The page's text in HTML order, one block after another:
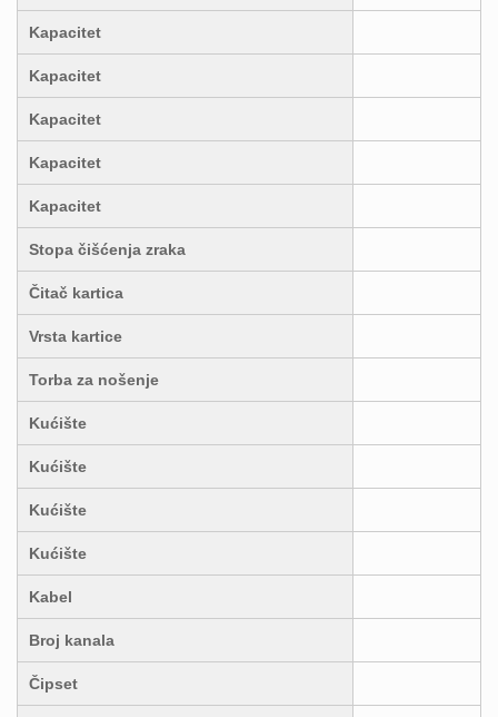
Kapacitet
Kapacitet
Kapacitet
Kapacitet
Kapacitet
Stopa čišćenja zraka
Čitač kartica
Vrsta kartice
Torba za nošenje
Kućište
Kućište
Kućište
Kućište
Kabel
Broj kanala
Čipset